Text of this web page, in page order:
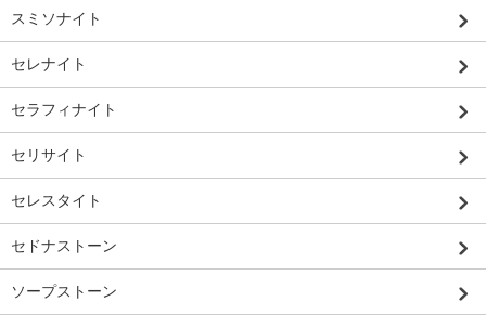
スミソナイト
セレナイト
セラフィナイト
セリサイト
セレスタイト
セドナストーン
ソープストーン